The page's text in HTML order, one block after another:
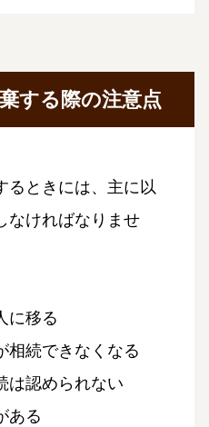
する際の注意点
るときには、主に以
なければなりませ
に移る
相続できなくなる
は認められない
ある